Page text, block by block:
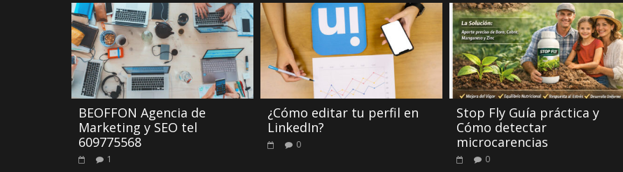
BEOFFON Agencia de
Marketing y SEO tel
609775568
1
¿Cómo editar tu perfil en
LinkedIn?
0
Stop Fly Guía práctica y
Cómo detectar
microcarencias
0